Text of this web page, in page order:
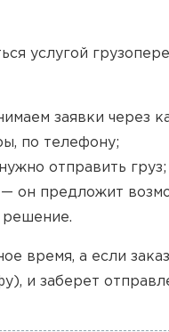
услугой
заявки через
по телефону;
отправить груз;
он предложит
решение.
время, а если
и заберет